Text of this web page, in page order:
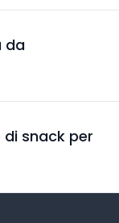
da
snack per